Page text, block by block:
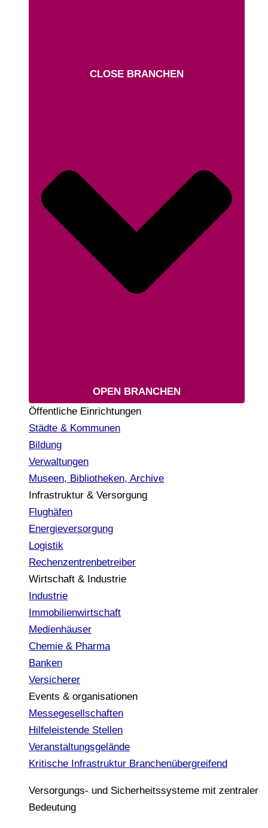
CLOSE BRANCHEN
OPEN BRANCHEN
Öffentliche Einrichtungen
Städte & Kommunen
Bildung
Verwaltungen
Museen, Bibliotheken, Archive
Infrastruktur & Versorgung
Flughäfen
Energieversorgung
Logistik
Rechenzentrenbetreiber
Wirtschaft & Industrie
Industrie
Immobilienwirtschaft
Medienhäuser
Chemie & Pharma
Banken
Versicherer
Events & organisationen
Messegesellschaften
Hilfeleistende Stellen
Veranstaltungsgelände
Kritische Infrastruktur Branchenübergreifend
Versorgungs- und Sicherheitssysteme mit zentraler
Bedeutung